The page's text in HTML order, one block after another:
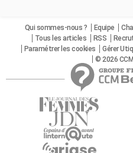
Qui sommes-nous ? Equipe
Tous les articles
RSS
Paramétrer les cookies
Gérer Utiq
© 2026